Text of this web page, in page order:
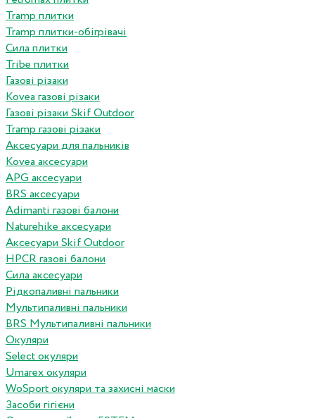
Tramp плитки
Tramp плитки-обігрівачі
Сила плитки
Tribe плитки
Газові різаки
Kovea газові різаки
Газові різаки Skif Outdoor
Tramp газові різаки
Аксесуари для пальників
Kovea аксесуари
APG аксесуари
BRS аксесуари
Adimanti газові балони
Naturehike аксесуари
Аксесуари Skif Outdoor
HPCR газові балони
Сила аксесуари
Рідкопаливні пальники
Мультипаливні пальники
BRS Мультипаливні пальники
Окуляри
Select окуляри
Umarex окуляри
WoSport окуляри та захисні маски
Засоби гігієни